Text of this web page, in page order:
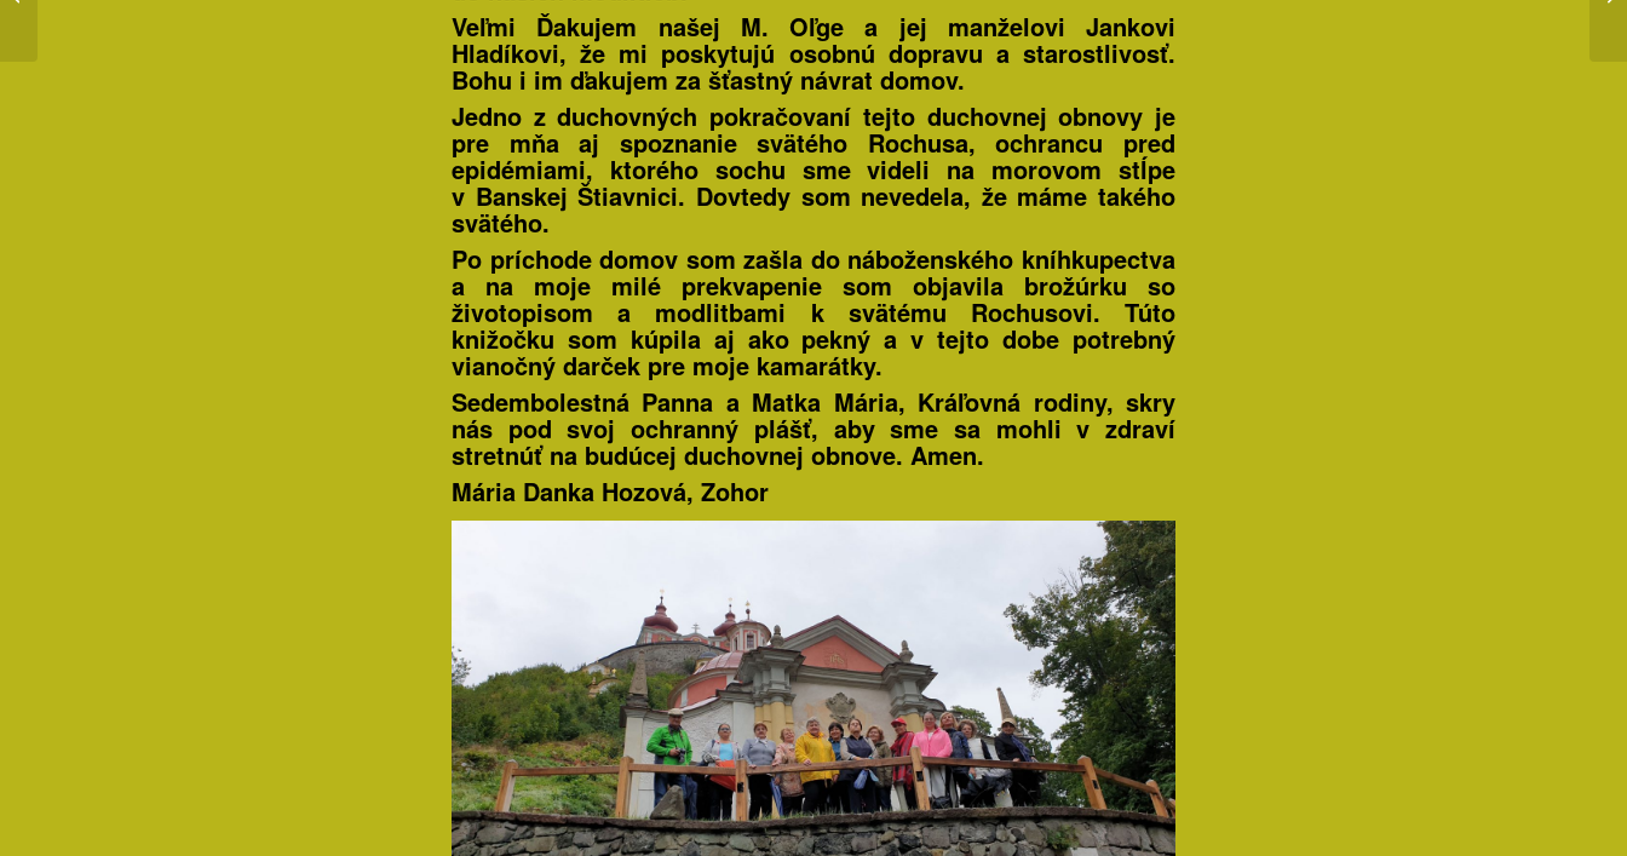
Veľmi Ďakujem našej M. Oľge a jej manželovi Jankovi
Hladíkovi, že mi poskytujú osobnú dopravu a starostlivosť.
Bohu i im ďakujem za šťastný návrat domov.
Jedno z duchovných pokračovaní tejto duchovnej obnovy je
pre mňa aj spoznanie svätého Rochusa, ochrancu pred
epidémiami, ktorého sochu sme videli na morovom stĺpe
v Banskej Štiavnici. Dovtedy som nevedela, že máme takého
svätého.
Po príchode domov som zašla do náboženského kníhkupectva
a na moje milé prekvapenie som objavila brožúrku so
životopisom a modlitbami k svätému Rochusovi. Túto
knižočku som kúpila aj ako pekný a v tejto dobe potrebný
vianočný darček pre moje kamarátky.
Sedembolestná Panna a Matka Mária, Kráľovná rodiny, skry
nás pod svoj ochranný plášť, aby sme sa mohli v zdraví
stretnúť na budúcej duchovnej obnove. Amen.
Mária Danka Hozová, Zohor